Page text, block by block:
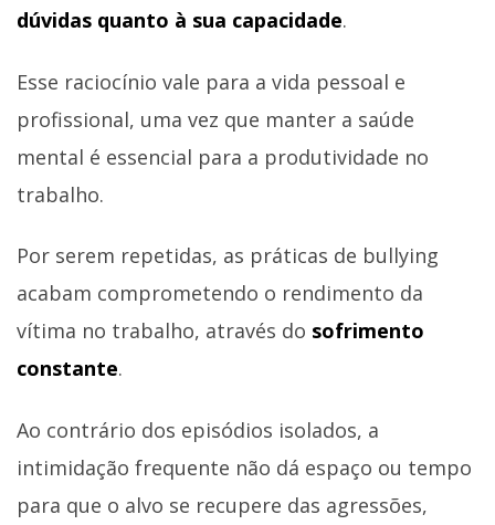
dúvidas quanto à sua capacidade.
Esse raciocínio vale para a vida pessoal e
profissional, uma vez que manter a saúde
mental é essencial para a produtividade no
trabalho.
Por serem repetidas, as práticas de bullying
acabam comprometendo o rendimento da
vítima no trabalho, através do sofrimento
constante.
Ao contrário dos episódios isolados, a
intimidação frequente não dá espaço ou tempo
para que o alvo se recupere das agressões,